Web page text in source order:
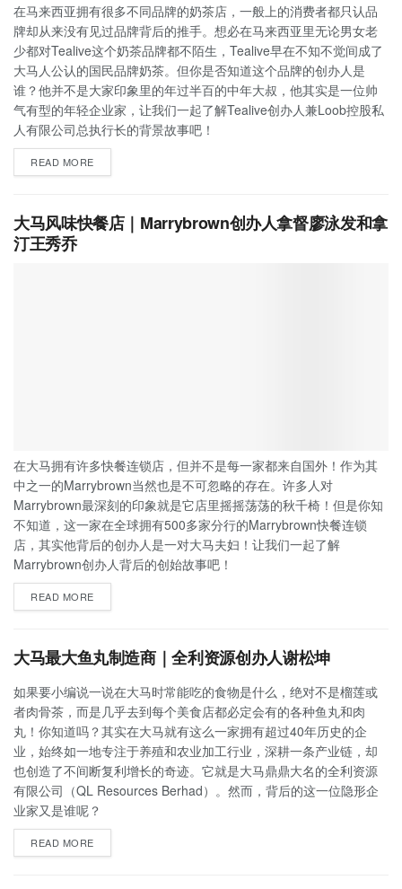
在马来西亚拥有很多不同品牌的奶茶店，一般上的消费者都只认品
牌却从来没有见过品牌背后的推手。想必在马来西亚里无论男女老
少都对Tealive这个奶茶品牌都不陌生，Tealive早在不知不觉间成了
大马人公认的国民品牌奶茶。但你是否知道这个品牌的创办人是
谁？他并不是大家印象里的年过半百的中年大叔，他其实是一位帅
气有型的年轻企业家，让我们一起了解Tealive创办人兼Loob控股私
人有限公司总执行长的背景故事吧！
READ MORE
大马风味快餐店｜Marrybrown创办人拿督廖泳发和拿
汀王秀乔
在大马拥有许多快餐连锁店，但并不是每一家都来自国外！作为其
中之一的Marrybrown当然也是不可忽略的存在。许多人对
Marrybrown最深刻的印象就是它店里摇摇荡荡的秋千椅！但是你知
不知道，这一家在全球拥有500多家分行的Marrybrown快餐连锁
店，其实他背后的创办人是一对大马夫妇！让我们一起了解
Marrybrown创办人背后的创始故事吧！
READ MORE
大马最大鱼丸制造商｜全利资源创办人谢松坤
如果要小编说一说在大马时常能吃的食物是什么，绝对不是榴莲或
者肉骨茶，而是几乎去到每个美食店都必定会有的各种鱼丸和肉
丸！你知道吗？其实在大马就有这么一家拥有超过40年历史的企
业，始终如一地专注于养殖和农业加工行业，深耕一条产业链，却
也创造了不间断复利增长的奇迹。它就是大马鼎鼎大名的全利资源
有限公司（QL Resources Berhad）。然而，背后的这一位隐形企
业家又是谁呢？
READ MORE